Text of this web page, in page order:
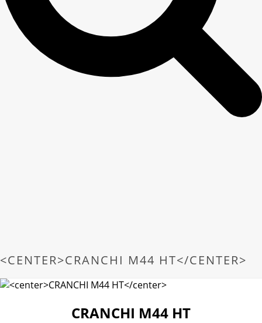
<CENTER>CRANCHI M44 HT</CENTER>
CRANCHI M44 HT